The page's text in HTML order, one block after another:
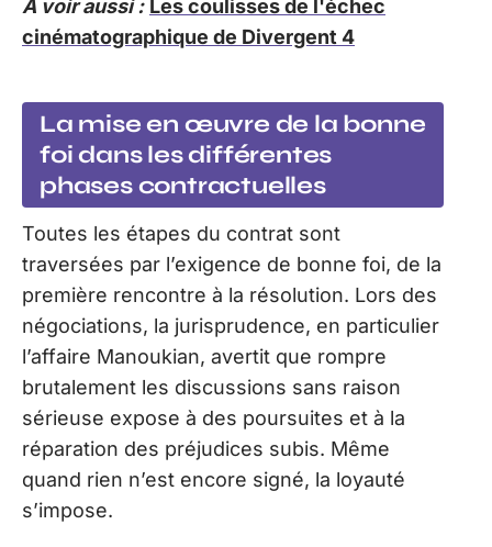
A voir aussi : Les coulisses de l'échec
cinématographique de Divergent 4
La mise en œuvre de la bonne
foi dans les différentes
phases contractuelles
Toutes les étapes du contrat sont
traversées par l’exigence de bonne foi, de la
première rencontre à la résolution. Lors des
négociations, la jurisprudence, en particulier
l’affaire Manoukian, avertit que rompre
brutalement les discussions sans raison
sérieuse expose à des poursuites et à la
réparation des préjudices subis. Même
quand rien n’est encore signé, la loyauté
s’impose.